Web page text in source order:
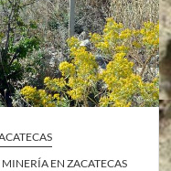
EN ZACATECAS